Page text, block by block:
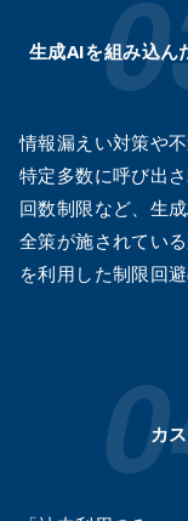
生成AIを組み込ん
情報漏えい対策や
特定多数に呼び出
回数制限など、生
全策が施されてい
を利用した制限回
カ